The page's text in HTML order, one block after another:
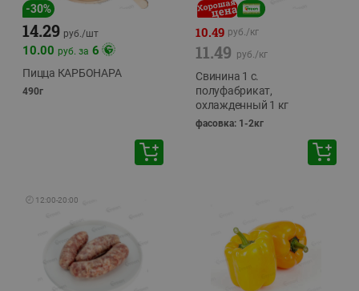
-30%
14.29 руб./шт
10.00 руб. за 6
Пицца КАРБОНАРА
490г
10.49 руб./кг
11.49 руб./кг
Свинина 1 с.
полуфабрикат,
охлажденный 1 кг
фасовка: 1-2кг
🕘 12:00-20:00